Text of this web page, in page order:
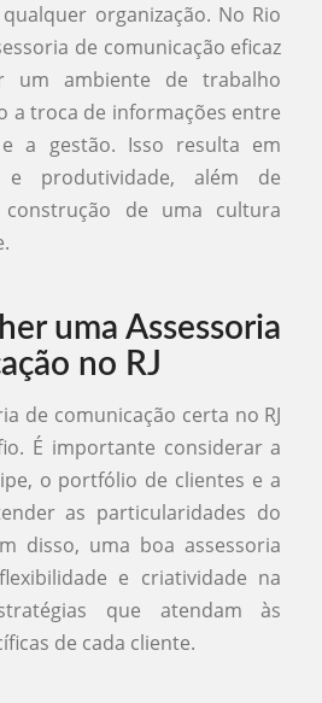
organização. No Rio
de comunicação eficaz
um ambiente de trabalho
a troca de informações entre
a gestão. Isso resulta em
e produtividade, além de
de uma cultura
uma Assessoria
no RJ
de comunicação certa no RJ
É importante considerar a
o portfólio de clientes e a
as particularidades do
disso, uma boa assessoria
e criatividade na
que atendam às
de cada cliente.